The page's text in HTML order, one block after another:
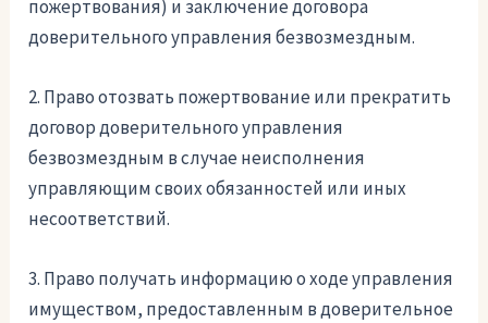
пожертвования) и заключение договора
доверительного управления безвозмездным.
2. Право отозвать пожертвование или прекратить
договор доверительного управления
безвозмездным в случае неисполнения
управляющим своих обязанностей или иных
несоответствий.
3. Право получать информацию о ходе управления
имуществом, предоставленным в доверительное